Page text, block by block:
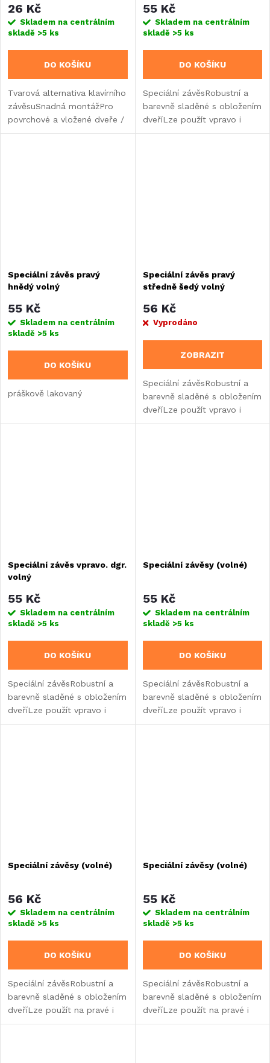
26 Kč
Skladem na centrálním
skladě >5 ks
DO KOŠÍKU
Tvarová alternativa klavírního
závěsuSnadná montážPro
povrchové a vložené dveře /
klapky
55 Kč
Skladem na centrálním
skladě >5 ks
DO KOŠÍKU
Speciální závěsRobustní a
barevně sladěné s obložením
dveříLze použít vpravo i
vlevo, stačí změnit polohu.
Speciální závěs pravý
hnědý volný
55 Kč
Skladem na centrálním
skladě >5 ks
DO KOŠÍKU
práškově lakovaný
Speciální závěs pravý
středně šedý volný
56 Kč
Vyprodáno
ZOBRAZIT
Speciální závěsRobustní a
barevně sladěné s obložením
dveříLze použít vpravo i
vlevo, stačí změnit polohu.
Speciální závěs vpravo. dgr.
volný
55 Kč
Skladem na centrálním
skladě >5 ks
DO KOŠÍKU
Speciální závěsRobustní a
barevně sladěné s obložením
dveříLze použít vpravo i
vlevo, stačí změnit polohu.
Speciální závěsy (volné)
55 Kč
Skladem na centrálním
skladě >5 ks
DO KOŠÍKU
Speciální závěsRobustní a
barevně sladěné s obložením
dveříLze použít vpravo i
vlevo, stačí změnit polohu.
Speciální závěsy (volné)
56 Kč
Skladem na centrálním
skladě >5 ks
DO KOŠÍKU
Speciální závěsRobustní a
barevně sladěné s obložením
dveříLze použít na pravé i
levé straně změnou polohy
Speciální závěsy (volné)
55 Kč
Skladem na centrálním
skladě >5 ks
DO KOŠÍKU
Speciální závěsRobustní a
barevně sladěné s obložením
dveříLze použít na pravé i
levé straně změnou polohy